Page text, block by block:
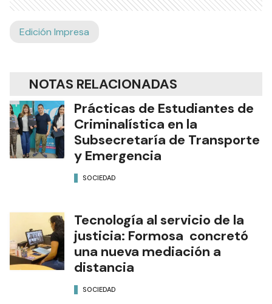
Edición Impresa
NOTAS RELACIONADAS
Prácticas de Estudiantes de
Criminalística en la
Subsecretaría de Transporte
y Emergencia
SOCIEDAD
Tecnología al servicio de la
justicia: Formosa concretó
una nueva mediación a
distancia
SOCIEDAD